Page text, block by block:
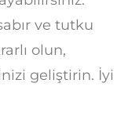
ve tutku
olun,
geliştirin. İyi